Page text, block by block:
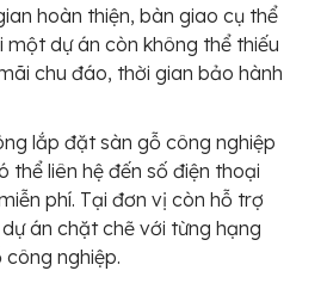
hoàn thiện, bàn giao cụ thể
một dự án còn không thể thiếu
chu đáo, thời gian bảo hành
lắp đặt sàn gỗ công nghiệp
thể liên hệ đến số điện thoại
phí. Tại đơn vị còn hỗ trợ
án chặt chẽ với từng hạng
nghiệp.